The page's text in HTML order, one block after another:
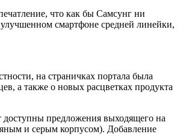
что как бы Самсунг ни
смартфоне средней линейки,
на страничках портала была
а также о новых расцветках продукта
доступны предложения выходящего на
и серым корпусом). Добавление